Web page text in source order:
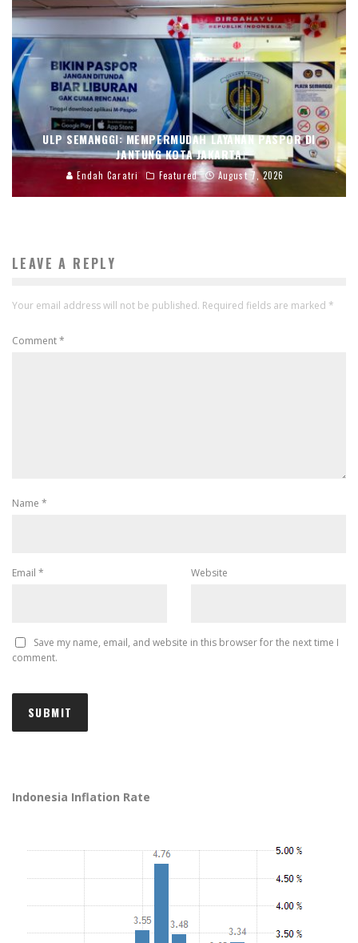
ULP SEMANGGI: MEMPERMUDAH LAYANAN PASPOR DI
JANTUNG KOTA JAKARTA
Endah Caratri Featured August 7, 2026
LEAVE A REPLY
Your email address will not be published. Required fields are marked *
Comment*
Name *
Email * Website
Save my name, email, and website in this browser for the next time I
comment.
Indonesia Inflation Rate